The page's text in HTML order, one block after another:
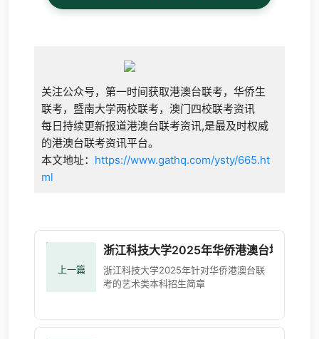
关注公众号，第一时间获取港澳台联考，华侨生
联考，暨南大学两校联考，澳门四校联考资讯
每日持续更新报道港澳台联考资讯,是最及时权威
的港澳台联考资讯平台。
本文地址： https://www.gathq.com/ysty/665.ht
ml
上一篇
浙江科技大学2025年华侨港澳台地区艺术
浙江科技大学2025年针对华侨港澳台联
考的艺术类本科招生简章